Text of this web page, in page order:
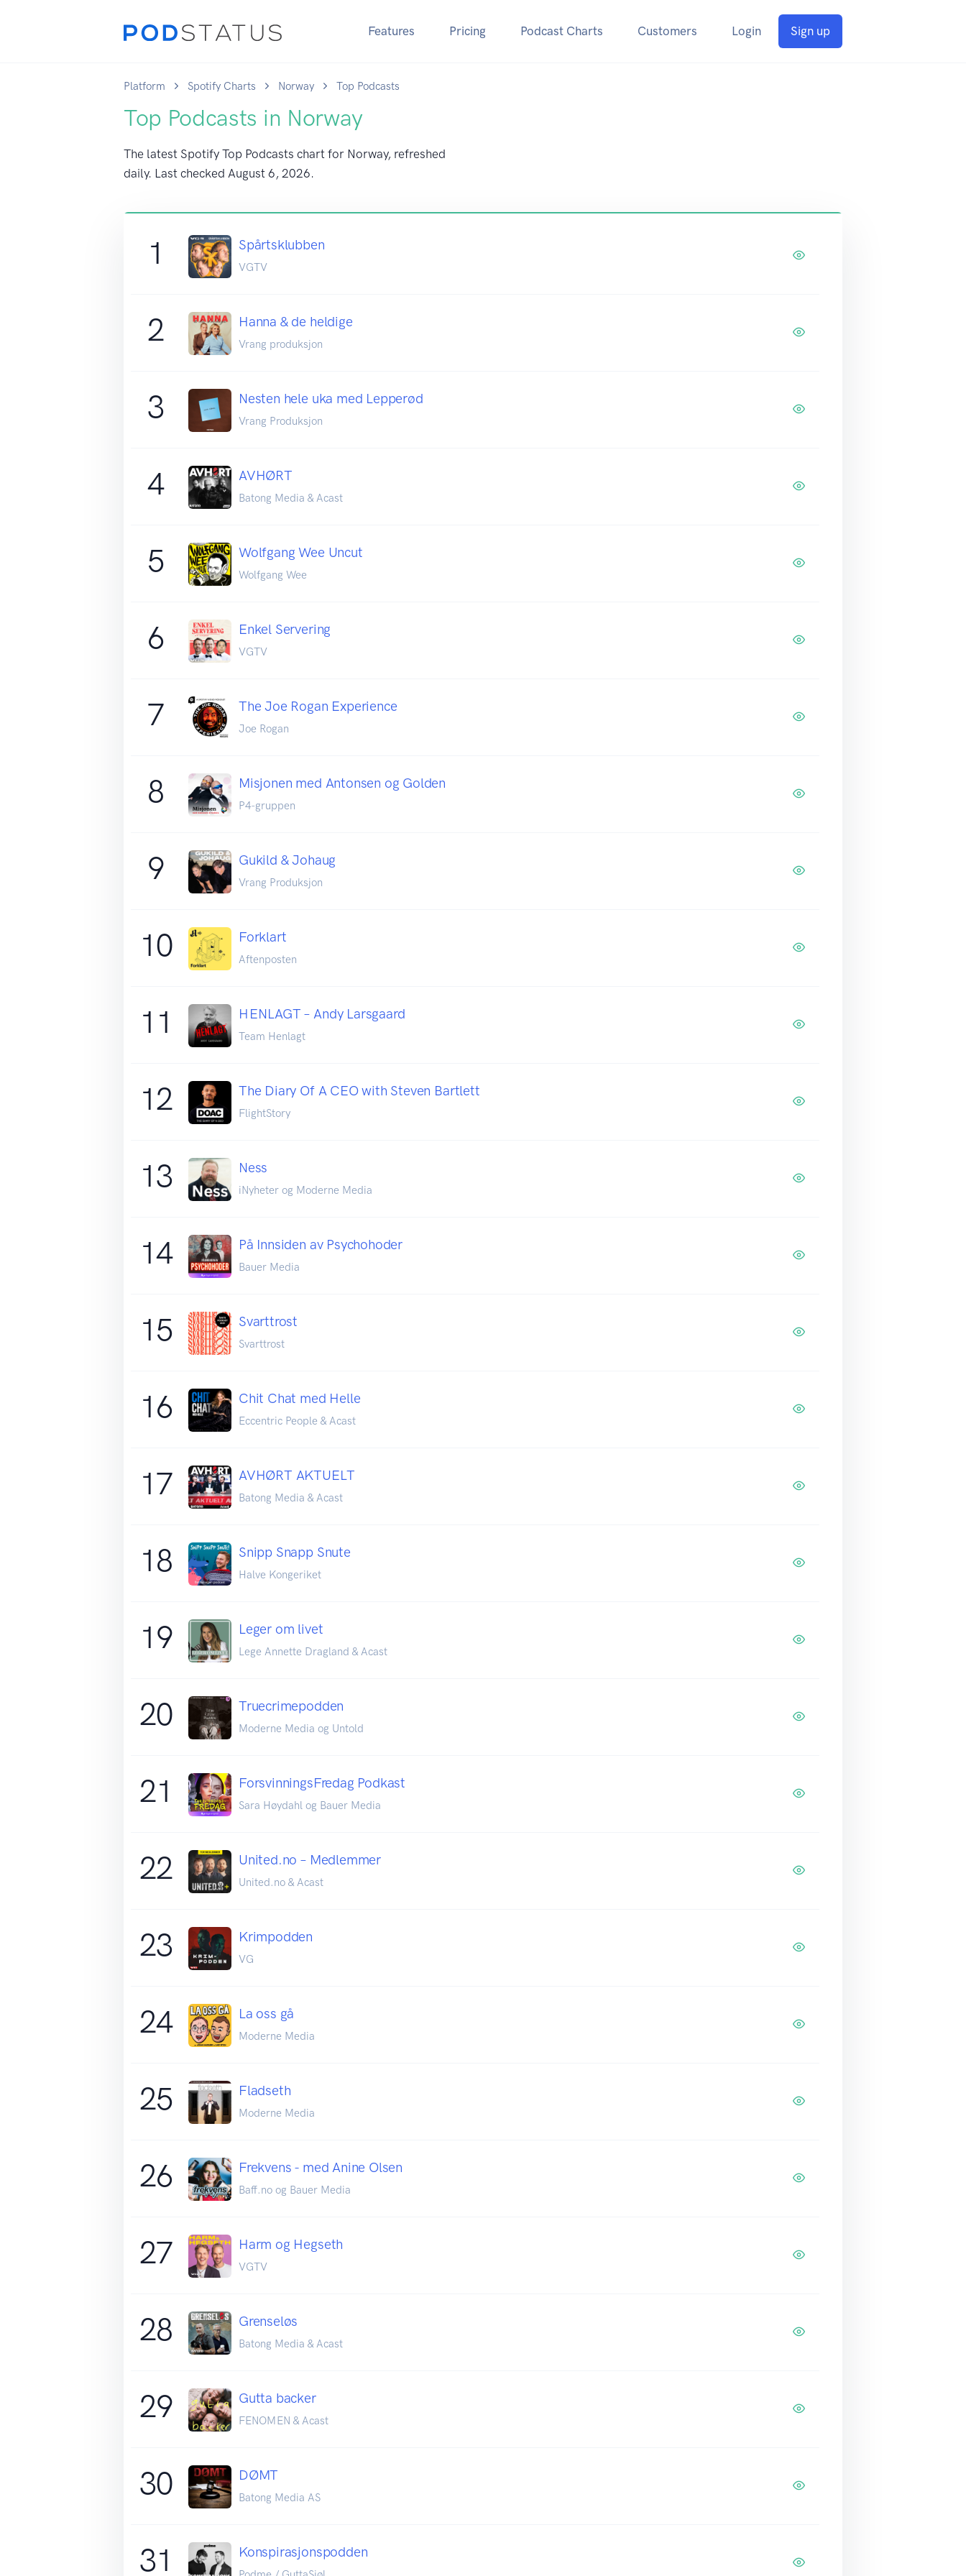
Features Pricing Podcast Charts Customers Login Sign up
Platform Spotify Charts Norway Top Podcasts
Top Podcasts in Norway
The latest Spotify Top Podcasts chart for Norway, refreshed
daily. Last checked August 6, 2026.
1 Spårtsklubben
VGTV
2 Hanna & de heldige
Vrang produksjon
3 Nesten hele uka med Lepperød
Vrang Produksjon
4 AVHØRT
Batong Media & Acast
5 Wolfgang Wee Uncut
Wolfgang Wee
6 Enkel Servering
VGTV
7 The Joe Rogan Experience
Joe Rogan
8 Misjonen med Antonsen og Golden
P4-gruppen
9 Gukild & Johaug
Vrang Produksjon
10 Forklart
Aftenposten
11 HENLAGT – Andy Larsgaard
Team Henlagt
12 The Diary Of A CEO with Steven Bartlett
FlightStory
13 Ness
iNyheter og Moderne Media
14 På Innsiden av Psychohoder
Bauer Media
15 Svarttrost
Svarttrost
16 Chit Chat med Helle
Eccentric People & Acast
17 AVHØRT AKTUELT
Batong Media & Acast
18 Snipp Snapp Snute
Halve Kongeriket
19 Leger om livet
Lege Annette Dragland & Acast
20 Truecrimepodden
Moderne Media og Untold
21 ForsvinningsFredag Podkast
Sara Høydahl og Bauer Media
22 United.no – Medlemmer
United.no & Acast
23 Krimpodden
VG
24 La oss gå
Moderne Media
25 Fladseth
Moderne Media
26 Frekvens - med Anine Olsen
Baff.no og Bauer Media
27 Harm og Hegseth
VGTV
28 Grenseløs
Batong Media & Acast
29 Gutta backer
FENOMEN & Acast
30 DØMT
Batong Media AS
31 Konspirasjonspodden